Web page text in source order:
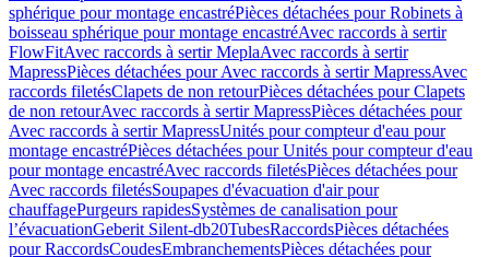
sphérique pour montage encastréPièces détachées pour Robinets à
boisseau sphérique pour montage encastréAvec raccords à sertir
FlowFitAvec raccords à sertir MeplaAvec raccords à sertir
MapressPièces détachées pour Avec raccords à sertir MapressAvec
raccords filetésClapets de non retourPièces détachées pour Clapets
de non retourAvec raccords à sertir MapressPièces détachées pour
Avec raccords à sertir MapressUnités pour compteur d'eau pour
montage encastréPièces détachées pour Unités pour compteur d'eau
pour montage encastréAvec raccords filetésPièces détachées pour
Avec raccords filetésSoupapes d'évacuation d'air pour
chauffagePurgeurs rapidesSystèmes de canalisation pour
l’évacuationGeberit Silent-db20TubesRaccordsPièces détachées
pour RaccordsCoudesEmbranchementsPièces détachées pour